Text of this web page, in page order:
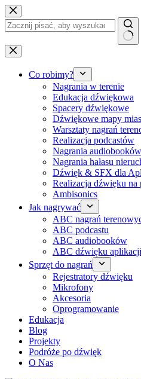
Przejdź
do
treści
Brak
wyników
Co robimy?
Nagrania w terenie
Edukacja dźwiękowa
Spacery dźwiękowe
Dźwiękowe mapy
Warsztaty nagrań
Realizacja podcastów
Nagrania audiobooków
Nagrania hałasu
Dźwięk & SFX dla
Realizacja dźwięku
Ambisonics
Jak nagrywać
ABC nagrań
ABC podcastu
ABC audiobooków
ABC dźwięku aplikacji
Sprzęt do nagrań
Rejestratory dźwięku
Mikrofony
Akcesoria
Oprogramowanie
Edukacja
Blog
Projekty
Podróże po dźwięk
O Nas